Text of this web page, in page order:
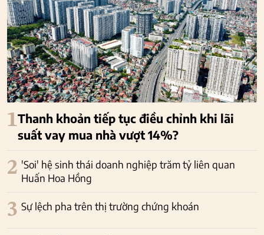
1Thanh khoản tiếp tục điều chỉnh khi lãi
suất vay mua nhà vượt 14%?
2 'Soi' hệ sinh thái doanh nghiệp trăm tỷ liên quan
Huấn Hoa Hồng
3 Sự lệch pha trên thị trường chứng khoán